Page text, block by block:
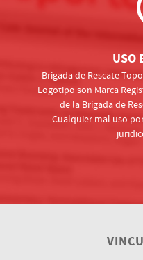
USO
Brigada de Rescate
Logotipo son Marca
de la Brigada de
Cualquier mal uso